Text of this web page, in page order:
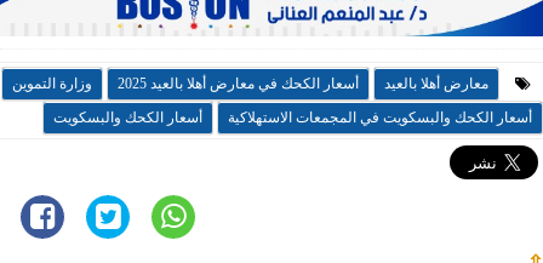
معارض أهلا بالعيد أسعار الكحك في معارض أهلا بالعيد 2025
وزارة التموين
أسعار الكحك والبسكويت في المجمعات الاستهلاكية
أسعار الكحك والبسكويت